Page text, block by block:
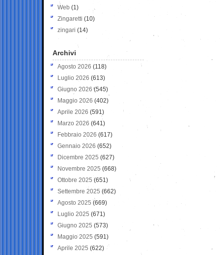
Web (1)
Zingaretti (10)
zingari (14)
Archivi
Agosto 2026 (118)
Luglio 2026 (613)
Giugno 2026 (545)
Maggio 2026 (402)
Aprile 2026 (591)
Marzo 2026 (641)
Febbraio 2026 (617)
Gennaio 2026 (652)
Dicembre 2025 (627)
Novembre 2025 (668)
Ottobre 2025 (651)
Settembre 2025 (662)
Agosto 2025 (669)
Luglio 2025 (671)
Giugno 2025 (573)
Maggio 2025 (591)
Aprile 2025 (622)